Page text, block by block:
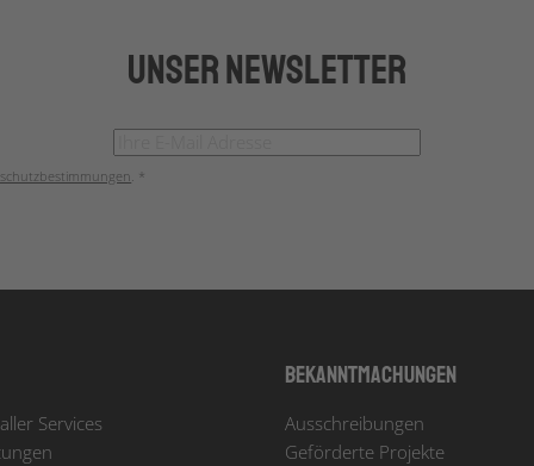
Unser Newsletter
. *
Services
Bekanntmachungen
Ausschreibungen
Geförderte Projekte